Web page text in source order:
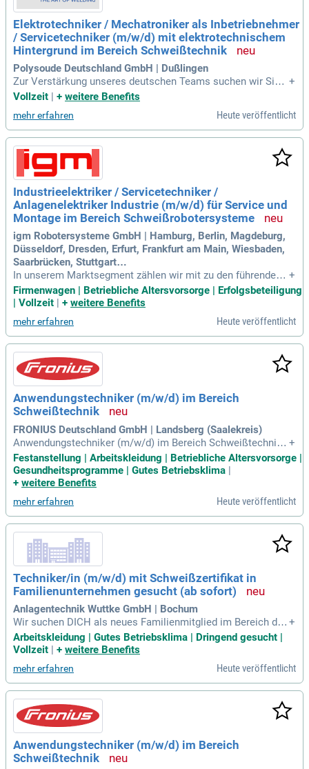
Elektrotechniker / Mechatroniker als Inbetriebnehmer
/ Servicetechniker (m/w/d) mit elektrotechnischem
Hintergrund im Bereich Schweißtechnik
Polysoude Deutschland GmbH | Dußlingen
Zur Verstärkung unseres deutschen Teams suchen wir Sie f
ür den Standort Dußlingen bei Tübingen als Elektrotechniker
w/d) mit elektrotechnischem Hintergrund im Bereich Schwe
ißtechnik für den Innen
+
Vollzeit | + weitere Benefits
mehr erfahren Heute veröffentlicht
Industrieelektriker / Servicetechniker /
Anlagenelektriker Industrie (m/w/d) für Service und
Montage im Bereich Schweißrobotersysteme
igm Robotersysteme GmbH | Hamburg, Berlin, Magdeburg,
Düsseldorf, Dresden, Erfurt, Frankfurt am Main, Wiesbaden,
Saarbrücken, Stuttgart…
In unserem Marktsegment zählen wir mit zu den führenden
euro­päi­schen Herstellern rechnergesteuerter Schweiß­robot
er­systeme.
+
Firmenwagen | Betriebliche Altersvorsorge | Erfolgsbeteiligung
| Vollzeit
+ weitere Benefits
mehr erfahren Heute veröffentlicht
Anwendungstechniker (m/w/d) im Bereich
Schweißtechnik
FRONIUS Deutschland GmbH | Landsberg (Saalekreis)
Anwendungstechniker (m/w/d) im Bereich Schweißtechnik:
Am Standort Landsberg bei Halle (Saalekreis): REQ-1000869
6. Schweißen schafft Verbindungen – zwischen Metallen, z
wischen Branchen und zwischen Menschen.
+
Festanstellung | Arbeitskleidung | Betriebliche Altersvorsorge |
Gesundheitsprogramme | Gutes Betriebsklima |
+ weitere Benefits
mehr erfahren Heute veröffentlicht
Techniker/in (m/w/d) mit Schweißzertifikat in
Familienunternehmen gesucht (ab sofort)
Anlagentechnik Wuttke GmbH | Bochum
Wir suchen DICH als neues Familienmitglied im Bereich der
Anlagentechnik! Starte jetzt Deine Karriere mit spannenden
Projekten und abwechslungsreichen Tätigkeiten, bei denen
herausfordernde Tätigkeit, die Dir Freiräume für Deine Ideen
bietet. Du übernimmst eigenständig Service-, Wartungs- und
Instandhaltungsarbeiten und betreust Projekte von der Vorb
ereitung bis zur Dokumentation. Unser Angebot umfasst ein
e leistungsgerechte Bezahlung, feste Arbeitszeiten und viele
Benefits. Werde Teil unseres Teams und erlebe eine erfüllen
de berufliche Herausforderung!
+
Arbeitskleidung | Gutes Betriebsklima | Dringend gesucht |
Vollzeit | + weitere Benefits
mehr erfahren Heute veröffentlicht
Anwendungstechniker (m/w/d) im Bereich
Schweißtechnik